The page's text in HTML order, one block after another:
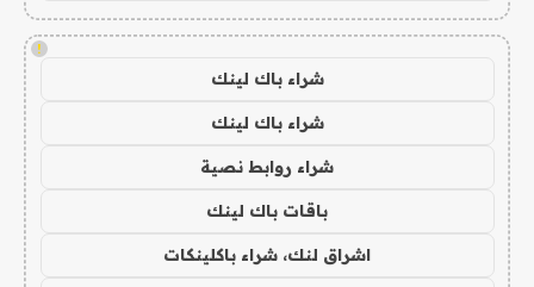
!
شراء باك لينك
شراء باك لينك
شراء روابط نصية
باقات باك لينك
اشراق لنك، شراء باكلينكات